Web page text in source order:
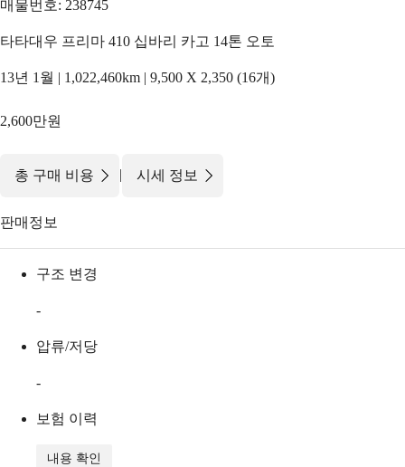
매물번호: 238745
타타대우 프리마 410 십바리 카고 14톤 오토
13년 1월 | 1,022,460km | 9,500 X 2,350 (16개)
2,600만원
총 구매 비용 | 시세 정보
판매정보
구조 변경
-
압류/저당
-
보험 이력
내용 확인